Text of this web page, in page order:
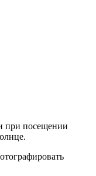
при посещении